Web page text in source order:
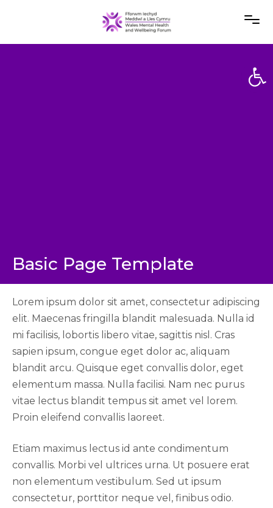
Basic Page Template
Lorem ipsum dolor sit amet, consectetur adipiscing
elit. Maecenas fringilla blandit malesuada. Nulla id
mi facilisis, lobortis libero vitae, sagittis nisl. Cras
sapien ipsum, congue eget dolor ac, aliquam
blandit arcu. Quisque eget convallis dolor, eget
elementum massa. Nulla facilisi. Nam nec purus
vitae lectus blandit tempus sit amet vel lorem.
Proin eleifend convallis laoreet.
Etiam maximus lectus id ante condimentum
convallis. Morbi vel ultrices urna. Ut posuere erat
non elementum vestibulum. Sed ut ipsum
consectetur, porttitor neque vel, finibus odio.